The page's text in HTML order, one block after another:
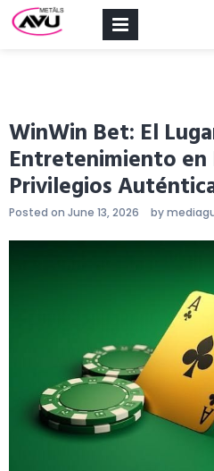
WinWin Bet: El
Entretenimiento
Privilegios
Posted on June 13, 2026 by